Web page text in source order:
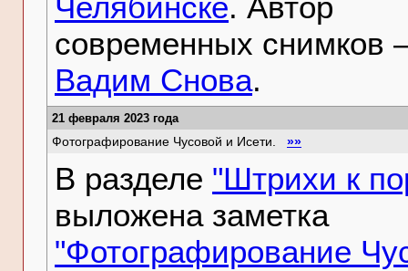
современных снимков
Вадим Снова.
21 февраля 2023 года
Фотографирование Чусовой и Исети. »»
В разделе "Штрихи к
выложена заметка
"Фотографирование